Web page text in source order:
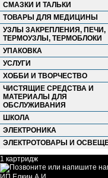
СМАЗКИ И ТАЛЬКИ
ТОВАРЫ ДЛЯ МЕДИЦИНЫ
УЗЛЫ ЗАКРЕПЛЕНИЯ, ПЕЧИ,
ТЕРМОУЗЛЫ, ТЕРМОБЛОКИ
УПАКОВКА
УСЛУГИ
ХОББИ И ТВОРЧЕСТВО
ЧИСТЯЩИЕ СРЕДСТВА И
МАТЕРИАЛЫ ДЛЯ
ОБСЛУЖИВАНИЯ
ШКОЛА
ЭЛЕКТРОНИКА
ЭЛЕКТРОТОВАРЫ И
1 картридж